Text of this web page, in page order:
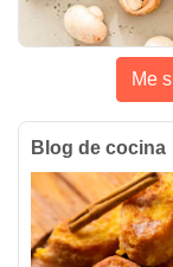
Me
Blog de cocina